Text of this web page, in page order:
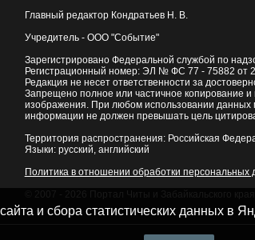
Главный редактор Кондратьев Н. В.
Учредитель - ООО "Событие"
Зарегистрировано Федеральной службой по
Регистрационный номер: ЭЛ № ФС 77 - 75882 от
Редакция не несет ответственности за
Запрещено полное или частичное копирование
изображения. При любом использовании
информации не должен превышать цель
Территория распространения: Российская
Языки: русский, английский
Политика в отношении обработки персональных
и сбора статистических данных в